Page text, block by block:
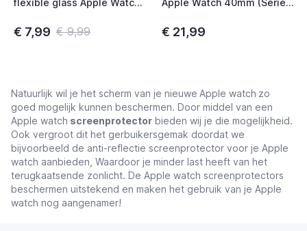
€ 7,99 € 9,99 € 21,99
Natuurlijk wil je het scherm van je nieuwe Apple watch zo
goed mogelijk kunnen beschermen. Door middel van een
Apple watch screenprotector bieden wij je die mogelijkheid.
Ook vergroot dit het gerbuikersgemak doordat we
bijvoorbeeld de anti-reflectie screenprotector voor je Apple
watch aanbieden, Waardoor je minder last heeft van het
terugkaatsende zonlicht. De Apple watch screenprotectors
beschermen uitstekend en maken het gebruik van je Apple
watch nog aangenamer!